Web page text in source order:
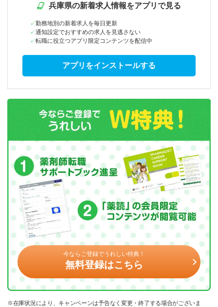
兵庫県の新着求人情報をアプリで見る
勤務地別の新着求人を毎日更新
通知設定でおすすめの求人を見逃さない
転職に役立つアプリ限定コンテンツを配信中
アプリをインストールする
今ならご登録でうれしい特典！
無料登録はこちら
※在庫状況により、キャンペーンは予告なく変更・終了する場合がございま